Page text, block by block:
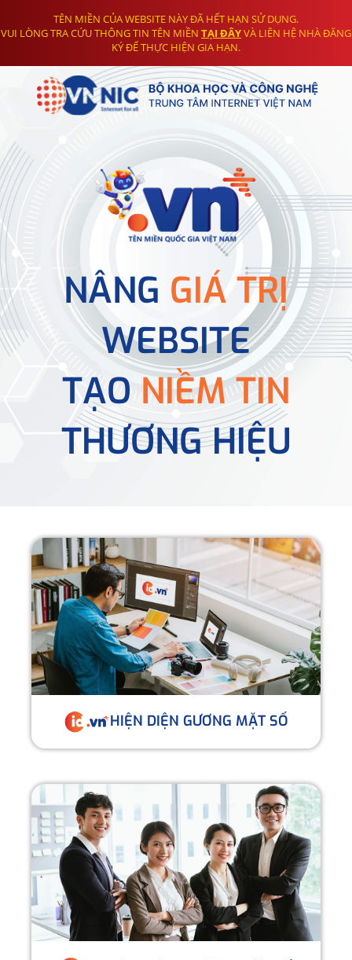
TÊN MIỀN CỦA WEBSITE NÀY ĐÃ HẾT HẠN SỬ DỤNG.
VUI LÒNG TRA CỨU THÔNG TIN TÊN MIỀN TẠI ĐÂYVÀ LIÊN HỆ NHÀ ĐĂNG
KÝ ĐỂ THỰC HIỆN GIA HẠN.
NÂNG GIÁ TRỊ
WEBSITE
TẠONIỀM TIN
THƯƠNG HIỆU
HIỆN DIỆN GƯƠNG MẶT SỐ